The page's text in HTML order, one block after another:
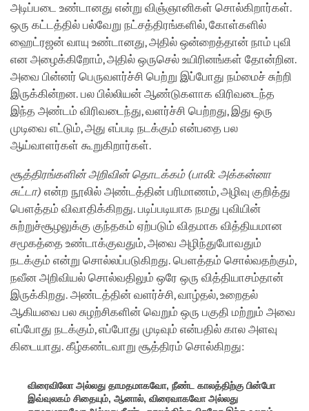
அடிப்படை உண்டானது என்று விஞ்ஞானிகள் சொல்கிறார்கள்.
ஒரு கட்டத்தில் பல்வேறு நட்சத்திரங்களில், கோள்களில்
ஹைட்ரஜன் வாயு உண்டானது, அதில் ஒன்றைத்தான் நாம் புவி
என அழைக்கிறோம், அதில் ஒருசெல் உயிரினங்கள் தோன்றின.
அவை பின்னர் பெருவளர்ச்சி பெற்று இப்போது நம்மைச் சுற்றி
இருக்கின்றன. பல பில்லியன் ஆண்டுகளாக விரிவடைந்த
இந்த அண்டம் விரிவடைந்து, வளர்ச்சி பெற்றது, இது ஒரு
முடிவை எட்டும், அது எப்படி நடக்கும் என்பதை பல
ஆய்வாளர்கள் கூறுகிறார்கள்.
சூத்திரங்களின் அறிவின் தொடக்கம் (பாலி: அக்கன்னா
சுட்டா) என்ற நூலில் அண்டத்தின் பரிமாணம், அழிவு குறித்து
பெளத்தம் விவாதிக்கிறது. படிப்படியாக நமது புவியின்
சுற்றுச்சூழலுக்கு குந்தகம் ஏற்படும் விதமாக வித்தியமான
சமூகத்தை உண்டாக்குவதும், அவை அழிந்துபோவதும்
நடக்கும் என்று சொல்லப்படுகிறது. பெளத்தம் சொல்வதற்கும்,
நவீன அறிவியல் சொல்வதிலும் ஒரே ஒரு வித்தியாசம்தான்
இருக்கிறது. அண்டத்தின் வளர்ச்சி, வாழ்தல், உறைதல்
ஆகியவை பல சுழற்சிகளின் வெறும் ஒரு பகுதி மற்றும் அவை
எப்போது நடக்கும், எப்போது முடிவும் என்பதில் கால அளவு
கிடையாது. கீழ்கண்டவாறு சூத்திரம் சொல்கிறது:
விரைவிலோ அல்லது தாமதமாகவோ, நீண்ட காலத்திற்கு பின்போ
இவ்வுலகம் சிதையும், ஆனால், விரைவாகவோ அல்லது